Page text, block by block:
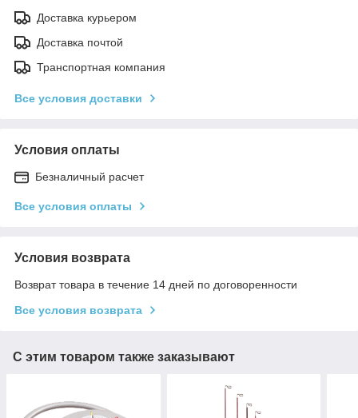
Доставка курьером
Доставка почтой
Транспортная компания
Все условия доставки
Условия оплаты
Безналичный расчет
Все условия оплаты
Условия возврата
Возврат товара в течение 14 дней по договоренности
Все условия возврата
С этим товаром также заказывают